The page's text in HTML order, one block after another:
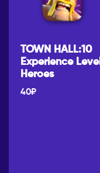
TOWN HALL:10
Experience
Heroes
40₽